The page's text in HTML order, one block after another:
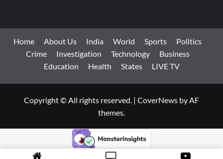
Home About Us India World Sports
Politics
Crime
Investigation Technology
Business
Education
Health States LIVE TV
Copyright © All rights reserved. | CoverNews by AF
themes.